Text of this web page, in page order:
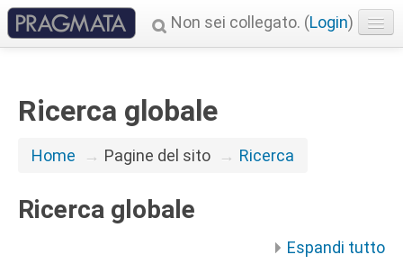
Non sei collegato. (Login)
Ricerca globale
Home → Pagine del sito → Ricerca
Ricerca globale
Espandi tutto